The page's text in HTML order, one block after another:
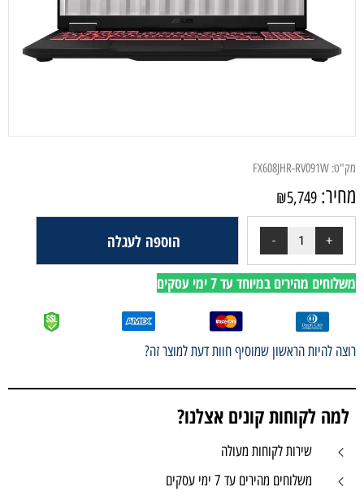
מק"ט: FX608JHR-RV091W
מחיר: ₪5,749
הוספה לעגלה
משלוחים מהירים במיוחד עד 7 ימי עסקים
רוצה להיות הראשון שמוסיף חוות דעת למוצר זה?
למה לקוחות קונים אצלנו?
שירות לקוחות מעולה
משלוחים מהירים עד 7 ימי עסקים